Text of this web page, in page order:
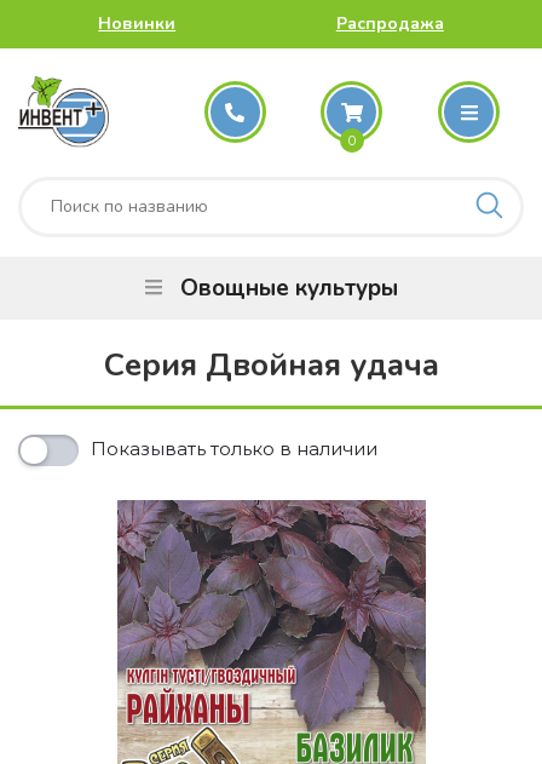
Новинки Распродажа
0
Овощные культуры
Серия Двойная удача
Показывать только в наличии